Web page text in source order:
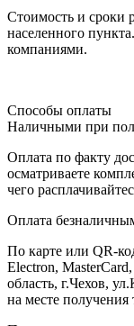
Стоимость и сроки
населенного
компаниями.
Способы оплаты
Наличными при
Оплата по факту
осматриваете
чего
Оплата
По карте или QR-
Electron,
область, г.Чехов,
на месте получения